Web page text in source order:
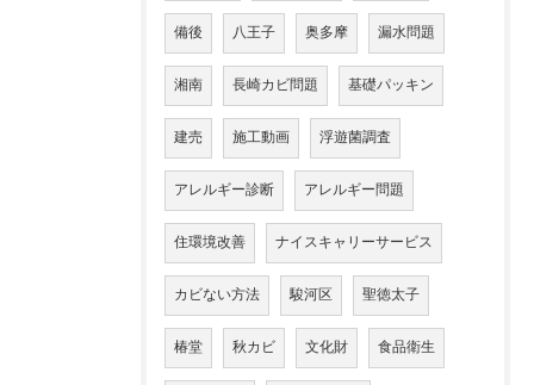
備後 八王子 奥多摩 漏水問題
湘南 長崎カビ問題 基礎パッキン
建売 施工動画 浮遊菌調査
アレルギー診断 アレルギー問題
住環境改善 ナイスキャリーサービス
カビない方法 駿河区 聖徳太子
椿堂 秋カビ 文化財 食品衛生